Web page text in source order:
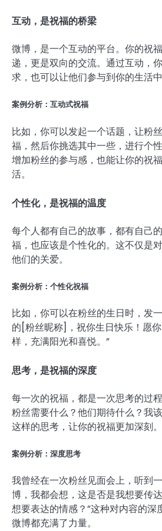
互动，是祝福的桥梁
微博，是一个互动的平台。你的祝
递，更是双向的交流。通过互动，
求，也可以让他们参与到你的生活中
案例分析：互动式祝福
比如，你可以发起一个话题，让粉
福，然后你挑选其中一些，进行个
增加粉丝的参与感，也能让你的祝
活。
个性化，是祝福的温度
每个人都有自己的故事，都有自己
福，也应该是个性化的。这不仅是
他们的关爱。
案例分析：个性化祝福
比如，你可以在粉丝的生日时，发
的[粉丝昵称]，祝你生日快乐！愿
样，充满阳光和喜悦。”
思考，是祝福的深度
每一次的祝福，都是一次思考的过
粉丝需要什么？他们期待什么？我
这样的思考，让你的祝福更加深刻。
案例分析：深度思考
我曾经在一次粉丝见面会上，听到
博，我都会想，这是否是我想要传
想要表达的情感？”这种对内容的深
微博都充满了力量。